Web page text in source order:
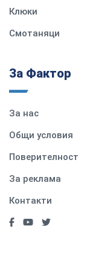
Клюки
Смотаняци
За Фактор
За нас
Общи условия
Поверителност
За реклама
Контакти